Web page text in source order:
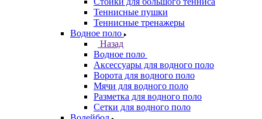
Теннисные пушки
Теннисные тренажеры
Водное поло
Назад
Водное поло
Аксессуары для водного поло
Ворота для водного поло
Мячи для водного поло
Разметка для водного поло
Сетки для водного поло